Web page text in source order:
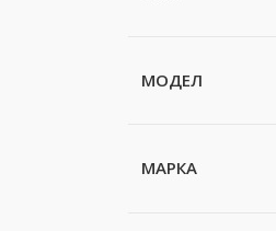
МОДЕЛ
МАРКА